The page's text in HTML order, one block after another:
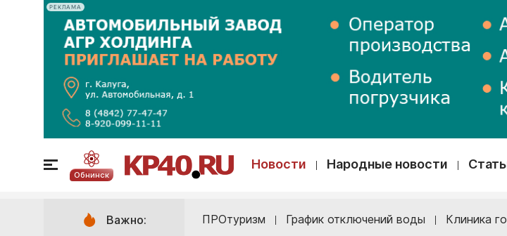
РЕКЛАМА
Обнинск
Новости Народные новости
Важно: ПРОтуризм График отключений воды Клиника